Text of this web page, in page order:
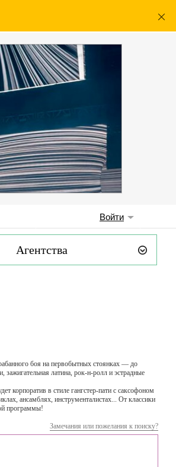
Войти
Агентства
боя на первобытных стоянках — до
латина, рок-н-ролл и эстрадные
корпоратив в стиле гангстер-пати с саксофоном
ансамблях, инструменталистах... От классики
программы!
Замечания или пожелания к поиску?